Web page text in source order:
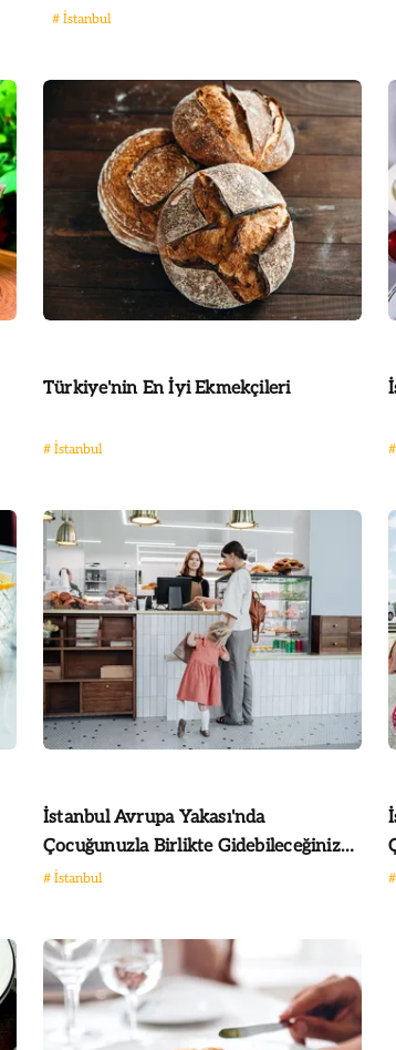
# İstanbul
Türkiye'nin En İyi Ekmekçileri
# İstanbul #
İstanbul Avrupa Yakası'nda
Çocuğunuzla Birlikte Gidebileceğiniz
En İyi Mekanlar
# İstanbul #